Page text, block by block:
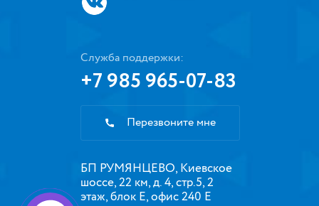
Служба поддержки:
+7 985 965-07-83
Перезвоните мне
БП РУМЯНЦЕВО, Киевское
шоссе, 22 км, д. 4, стр.5, 2
этаж, блок Е, офис 240 Е